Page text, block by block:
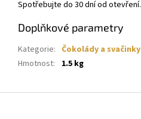
Spotřebujte do 30 dní od otevření.
Doplňkové parametry
Kategorie: Čokolády a svačinky
Hmotnost: 1.5 kg